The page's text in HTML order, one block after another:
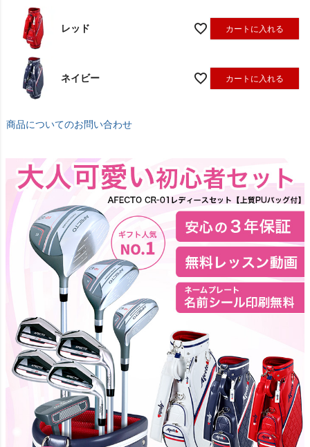
レッド カートに入れる
ネイビー カートに入れる
商品についてのお問い合わせ